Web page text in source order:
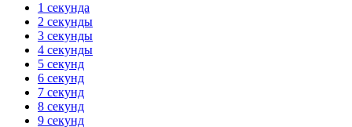
1 секунда
2 секунды
3 секунды
4 секунды
5 секунд
6 секунд
7 секунд
8 секунд
9 секунд